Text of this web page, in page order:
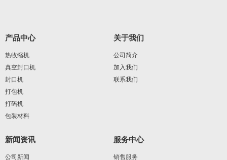
产品中心
热收缩机
真空封口机
封口机
打包机
打码机
包装材料
关于我们
公司简介
加入我们
联系我们
新闻资讯
公司新闻
服务中心
销售服务